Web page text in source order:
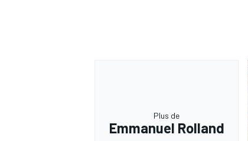
Plus de
Emmanuel Rolland